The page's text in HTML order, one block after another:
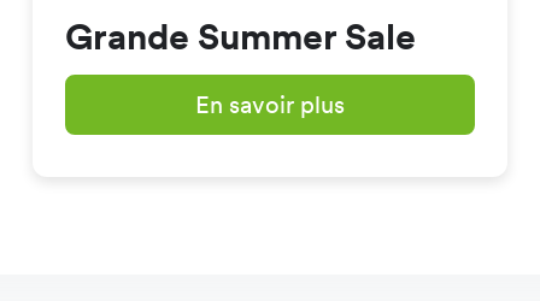
Grande Summer Sale
En savoir plus